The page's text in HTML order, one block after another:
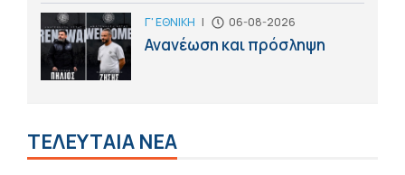
Γ' ΕΘΝΙΚΗ | 06-08-2026
Ανανέωση και πρόσληψη
ΤΕΛΕΥΤΑΙΑ ΝΕΑ